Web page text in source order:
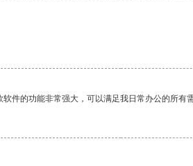
件的功能非常强大，可以满足我日常办公的所有